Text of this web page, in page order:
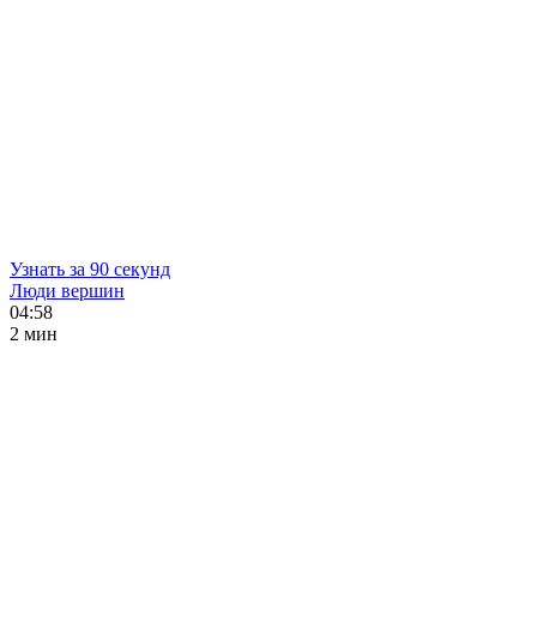
Узнать за 90 секунд
Люди вершин
04:58
2 мин